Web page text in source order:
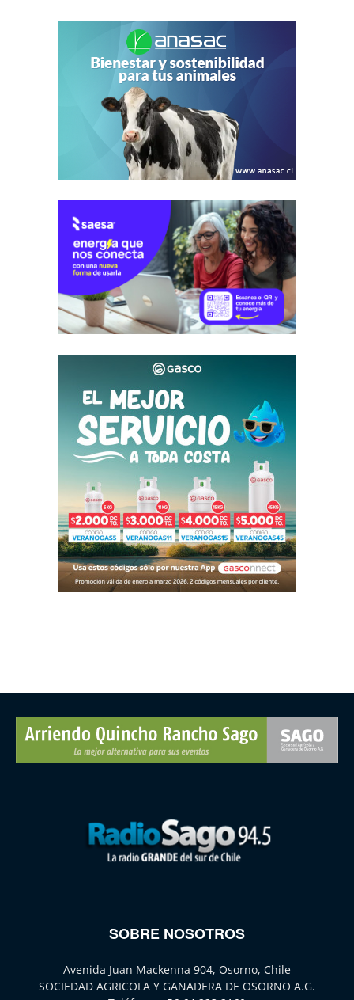
SOBRE NOSOTROS
Avenida Juan Mackenna 904, Osorno, Chile
SOCIEDAD AGRICOLA Y GANADERA DE OSORNO A.G.